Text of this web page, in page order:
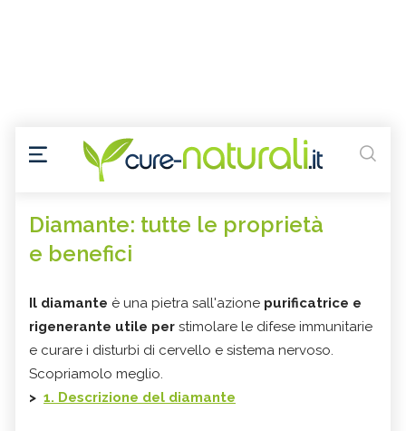
Diamante: tutte le proprietà
e benefici
Il diamante è una pietra sall'azione purificatrice e
rigenerante utile per stimolare le difese immunitarie
e curare i disturbi di cervello e sistema nervoso.
Scopriamolo meglio.
> 1. Descrizione del diamante